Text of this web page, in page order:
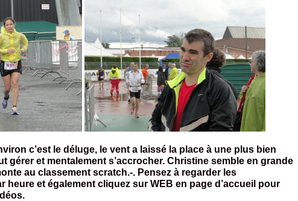
c’est le déluge, le vent a laissé la place à une plus bien
gérer et mentalement s’accrocher. Christine semble en grande
au classement scratch.-. Pensez à regarder les
heure et également cliquez sur WEB en page d’accueil pour